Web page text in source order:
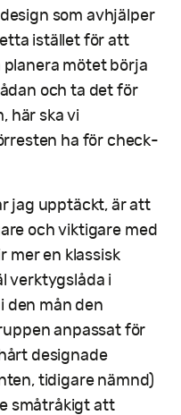
som avhjälper
istället för att
mötet börja
och ta det för
här ska vi
ha för check-
jag upptäckt, är att
och viktigare med
mer en klassisk
verktygslåda i
den mån den
anpassat för
designade
tidigare nämnd)
småtråkigt att